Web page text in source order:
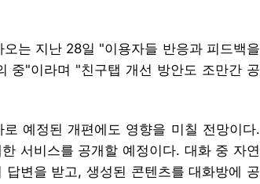
는 지난 28일 "이용자들 반응과 피드백을
중"이라며 "친구탭 개선 방안도 조만간 공
예정된 개편에도 영향을 미칠 전망이다.
서비스를 공개할 예정이다. 대화 중 자연
변을 받고, 생성된 콘텐츠를 대화방에 공